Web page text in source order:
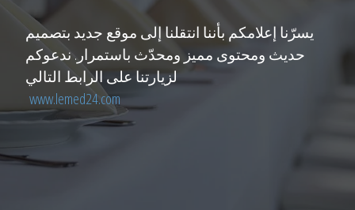
يسرّنا إعلامكم بأننا انتقلنا إلى موقع جديد بتصميم
حديث ومحتوى مميز ومحدّث باستمرار. ندعوكم
لزيارتنا على الرابط التالي
www.lemed24.com